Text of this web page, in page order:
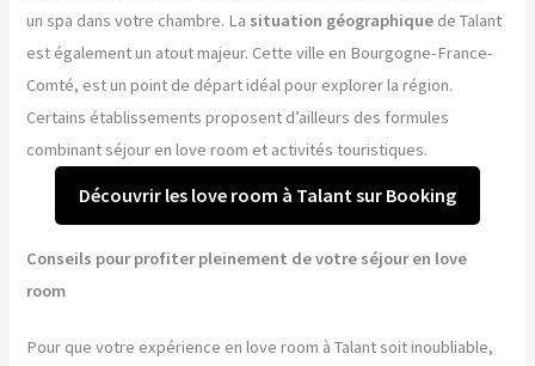
un spa dans votre chambre. La situation géographique de Talant
est également un atout majeur. Cette ville en Bourgogne-France-
Comté, est un point de départ idéal pour explorer la région.
Certains établissements proposent d’ailleurs des formules
combinant séjour en love room et activités touristiques.
Découvrir les love room à Talant sur Booking
Conseils pour profiter pleinement de votre séjour en love
room
Pour que votre expérience en love room à Talant soit inoubliable,